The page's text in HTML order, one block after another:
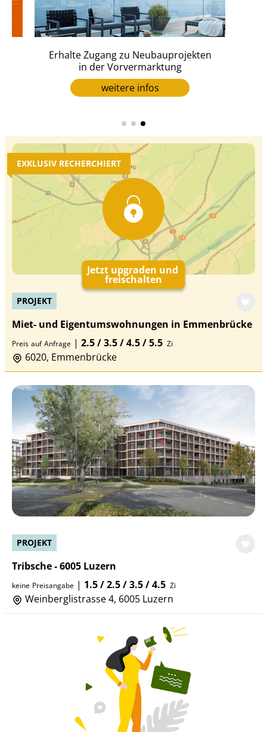
Erhalte Zugang zu Neubauprojekten
in der Vorvermarktung
weitere infos
EXKLUSIV RECHERCHIERT
Jetzt upgraden und
freischalten
PROJEKT
Miet- und Eigentumswohnungen in Emmenbrücke
Preis auf Anfrage | 2.5 / 3.5 / 4.5 / 5.5 Zi
6020, Emmenbrücke
PROJEKT
Tribsche - 6005 Luzern
keine Preisangabe | 1.5 / 2.5 / 3.5 / 4.5 Zi
Weinberglistrasse 4, 6005 Luzern